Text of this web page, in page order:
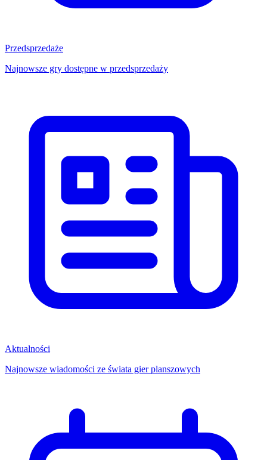
Przedsprzedaże
Najnowsze gry dostępne w przedsprzedaży
Aktualności
Najnowsze wiadomości ze świata gier planszowych